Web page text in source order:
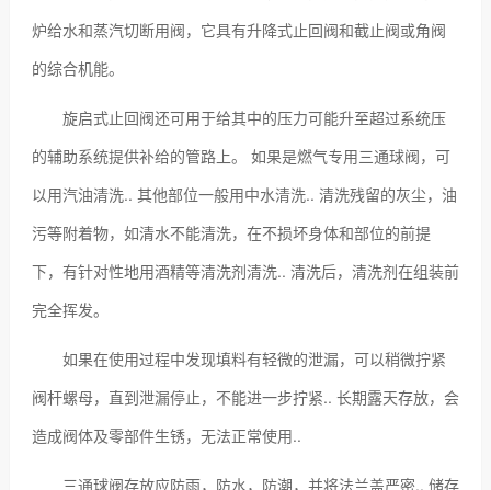
炉给水和蒸汽切断用阀，它具有升降式止回阀和截止阀或角阀
的综合机能。
旋启式止回阀还可用于给其中的压力可能升至超过系统压
的辅助系统提供补给的管路上。 如果是燃气专用三通球阀，可
以用汽油清洗.. 其他部位一般用中水清洗.. 清洗残留的灰尘，油
污等附着物，如清水不能清洗，在不损坏身体和部位的前提
下，有针对性地用酒精等清洗剂清洗.. 清洗后，清洗剂在组装前
完全挥发。
如果在使用过程中发现填料有轻微的泄漏，可以稍微拧紧
阀杆螺母，直到泄漏停止，不能进一步拧紧.. 长期露天存放，会
造成阀体及零部件生锈，无法正常使用..
三通球阀存放应防雨，防水，防潮，并将法兰盖严密.. 储存